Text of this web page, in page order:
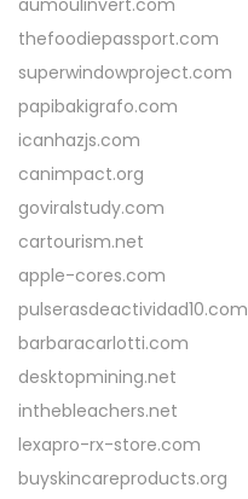
aumoulinvert.com
thefoodiepassport.com
superwindowproject.com
papibakigrafo.com
icanhazjs.com
canimpact.org
goviralstudy.com
cartourism.net
apple-cores.com
pulserasdeactividad10.com
barbaracarlotti.com
desktopmining.net
inthebleachers.net
lexapro-rx-store.com
buyskincareproducts.org